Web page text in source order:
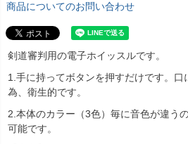
商品についてのお問い合わせ
剣道審判用の電子ホイッスルです。
1.手に持ってボタンを押すだけです。
為、衛生的です。
2.本体のカラー（3色）毎に音色が違う
可能です。